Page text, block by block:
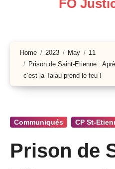
FO
Home 2023 May
11
Prison de Saint-Etienne :
c’est la Talau prend le feu !
Communiqués CP St-
Prison de